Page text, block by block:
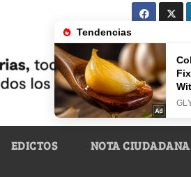
EDICTOS NOTA CIUDADANA